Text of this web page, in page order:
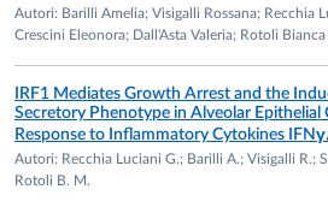
Autori: Barilli Amelia; Visigalli Rossana; Recchia
Crescini Eleonora; Dall'Asta Valeria; Rotoli
IRF1 Mediates Growth Arrest and the
Secretory Phenotype in Alveolar Epithelial
Response to Inflammatory Cytokines
Autori: Recchia Luciani G.; Barilli A.; Visigalli R.;
Rotoli B. M.